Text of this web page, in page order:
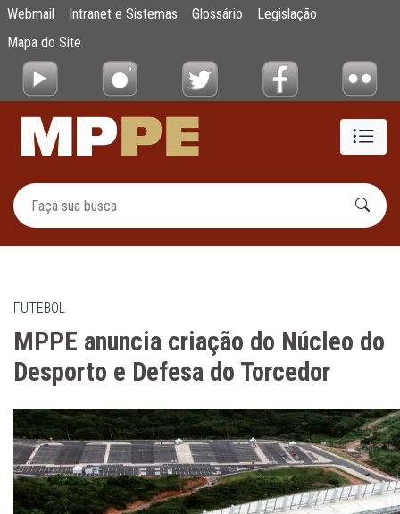
Pular para o Conteúdo principal
MPPE anuncia criação do Núcleo do
Webmail Intranet e Sistemas Glossário
Legislação
Mapa do Site
FUTEBOL
MPPE anuncia criação do Núcleo do
Desporto e Defesa do Torcedor